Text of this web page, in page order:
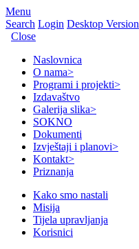
Menu
Search Login Desktop Version
Close
Naslovnica
O nama>
Programi i projekti>
Izdavaštvo
Galerija slika>
SOKNO
Dokumenti
Izvještaji i planovi>
Kontakt>
Priznanja
Kako smo nastali
Misija
Tijela upravljanja
Korisnici